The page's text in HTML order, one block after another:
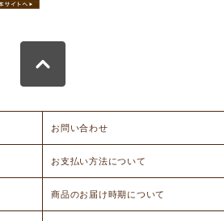
お問い合わせ
お支払い方法について
商品のお届け時期について